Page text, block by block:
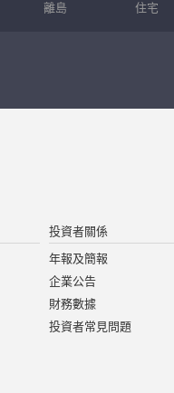
離島 住宅
投資者關係
年報及簡報
企業公告
財務數據
投資者常見問題